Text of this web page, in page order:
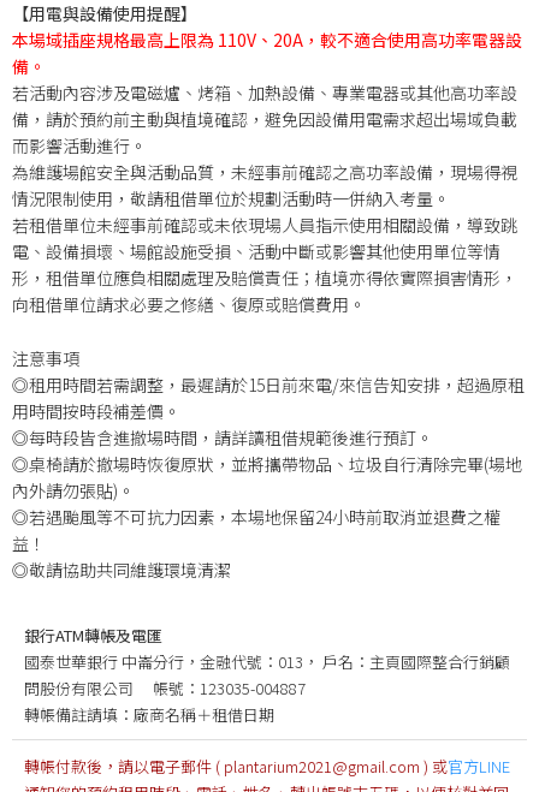
【用電與設備使用提醒】
本場域插座規格最高上限為 110V、20A，較不適合使用高功率電器設
備。
若活動內容涉及電磁爐、烤箱、加熱設備、專業電器或其他高功率設
備，請於預約前主動與植境確認，避免因設備用電需求超出場域負載
而影響活動進行。
為維護場館安全與活動品質，未經事前確認之高功率設備，現場得視
情況限制使用，敬請租借單位於規劃活動時一併納入考量。
若租借單位未經事前確認或未依現場人員指示使用相關設備，導致跳
電、設備損壞、場館設施受損、活動中斷或影響其他使用單位等情
形，租借單位應負相關處理及賠償責任；植境亦得依實際損害情形，
向租借單位請求必要之修繕、復原或賠償費用。
注意事項
◎租用時間若需調整，最遲請於15日前來電/來信告知安排，超過原租
用時間按時段補差價。
◎每時段皆含進撤場時間，請詳讀租借規範後進行預訂。
◎桌椅請於撤場時恢復原狀，並將攜帶物品、垃圾自行清除完畢(場地
內外請勿張貼)。
◎若遇颱風等不可抗力因素，本場地保留24小時前取消並退費之權
益！
◎敬請協助共同維護環境清潔
銀行ATM轉帳及電匯
國泰世華銀行 中崙分行，金融代號：013， 戶名：主頁國際整合行銷顧
問股份有限公司 帳號：123035-004887
轉帳備註請填：廠商名稱＋租借日期
轉帳付款後，請以電子郵件 ( plantarium2021@gmail.com ) 或官方LINE